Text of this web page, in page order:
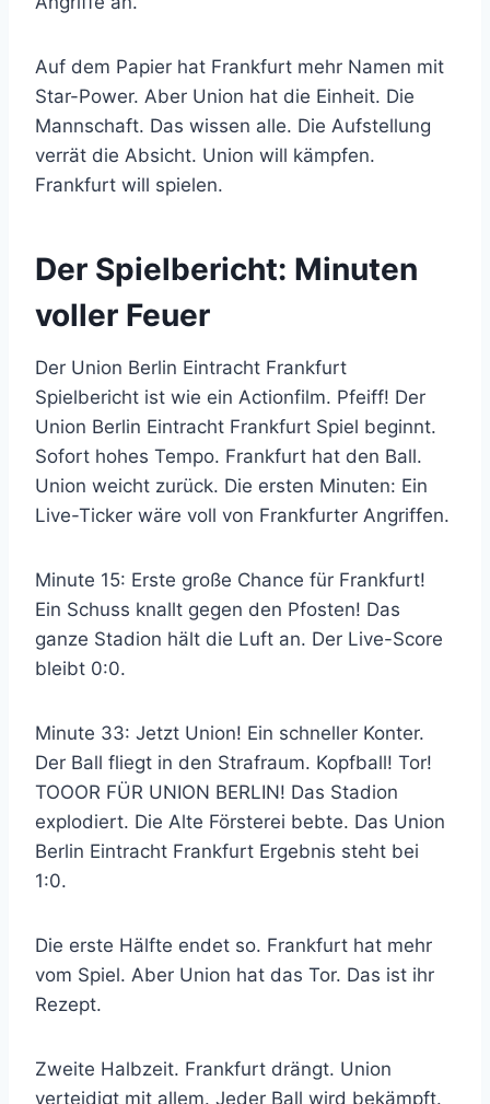
Auf dem Papier hat Frankfurt mehr Namen mit
Star-Power. Aber Union hat die Einheit. Die
Mannschaft. Das wissen alle. Die Aufstellung
verrät die Absicht. Union will kämpfen.
Frankfurt will spielen.
Der Spielbericht: Minuten
voller Feuer
Der Union Berlin Eintracht Frankfurt
Spielbericht ist wie ein Actionfilm. Pfeiff! Der
Union Berlin Eintracht Frankfurt Spiel beginnt.
Sofort hohes Tempo. Frankfurt hat den Ball.
Union weicht zurück. Die ersten Minuten: Ein
Live-Ticker wäre voll von Frankfurter Angriffen.
Minute 15: Erste große Chance für Frankfurt!
Ein Schuss knallt gegen den Pfosten! Das
ganze Stadion hält die Luft an. Der Live-Score
bleibt 0:0.
Minute 33: Jetzt Union! Ein schneller Konter.
Der Ball fliegt in den Strafraum. Kopfball! Tor!
TOOOR FÜR UNION BERLIN! Das Stadion
explodiert. Die Alte Försterei bebte. Das Union
Berlin Eintracht Frankfurt Ergebnis steht bei
1:0.
Die erste Hälfte endet so. Frankfurt hat mehr
vom Spiel. Aber Union hat das Tor. Das ist ihr
Rezept.
Zweite Halbzeit. Frankfurt drängt. Union
verteidigt mit allem. Jeder Ball wird bekämpft.